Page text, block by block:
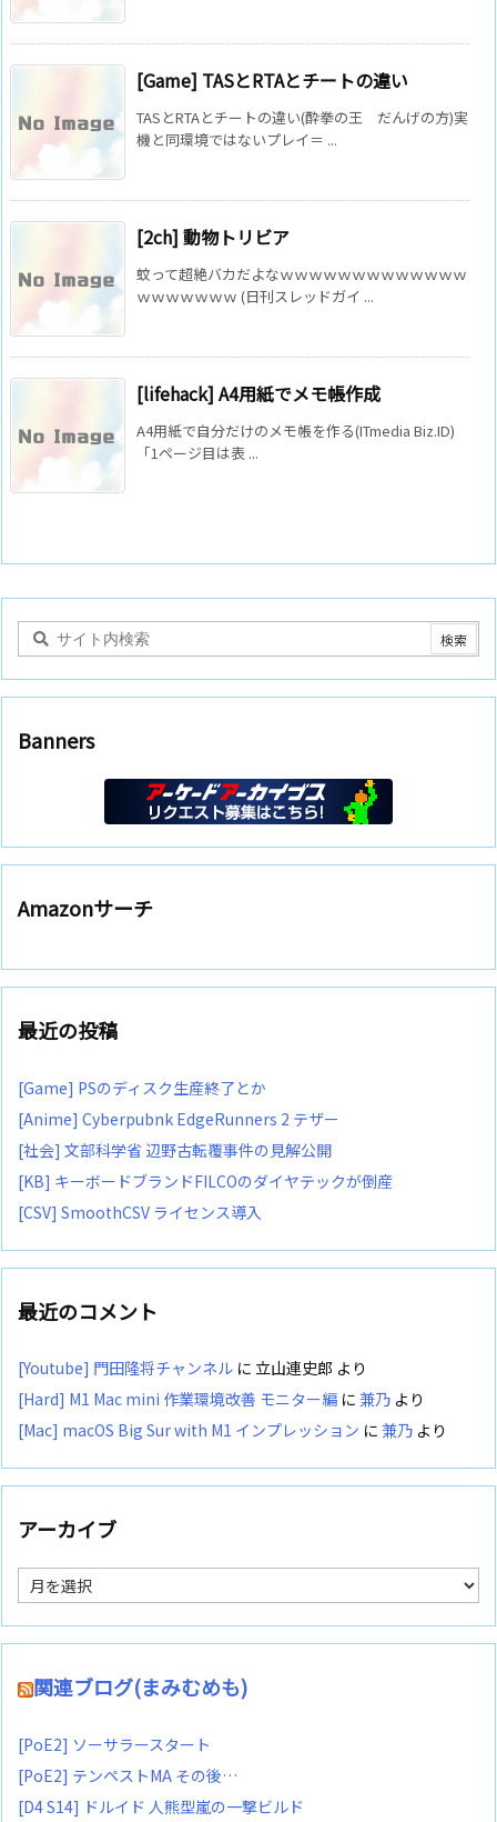
[Game] TASとRTAとチートの違い
TASとRTAとチートの違い(酔拳の王 だんげの方)実
機と同環境ではないプレイ＝ ...
[2ch] 動物トリビア
蚊って超絶バカだよなｗｗｗｗｗｗｗｗｗｗｗｗｗ
ｗｗｗｗｗｗｗ (日刊スレッドガイ ...
[lifehack] A4用紙でメモ帳作成
A4用紙で自分だけのメモ帳を作る(ITmedia Biz.ID)
「1ページ目は表 ...
Banners
Amazonサーチ
最近の投稿
[Game] PSのディスク生産終了とか
[Anime] Cyberpubnk EdgeRunners 2 テザー
[社会] 文部科学省 辺野古転覆事件の見解公開
[KB] キーボードブランドFILCOのダイヤテックが倒産
[CSV] SmoothCSV ライセンス導入
最近のコメント
[Youtube] 門田隆将チャンネル に 立山連史郎 より
[Hard] M1 Mac mini 作業環境改善 モニター編 に 兼乃 より
[Mac] macOS Big Sur with M1 インプレッション に 兼乃 より
アーカイブ
ア
ー
カ
イ
関連ブログ(まみむめも)
[PoE2] ソーサラースタート
[PoE2] テンペストMA その後…
[D4 S14] ドルイド 人熊型嵐の一撃ビルド